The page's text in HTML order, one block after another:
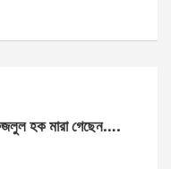
হক মারা গেছেন….